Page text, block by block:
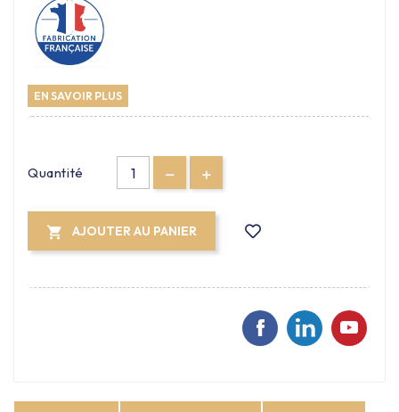
EN SAVOIR PLUS
Quantité
 AJOUTER AU PANIER